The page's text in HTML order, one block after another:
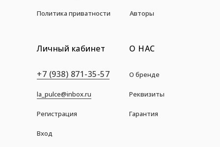
Политика приватности
О НАС
О бренде
Авторы
Личный кабинет
Вход
+7 (938) 871-35-57
la_pulce@inbox.ru Реквизиты
Гарантия
Регистрация